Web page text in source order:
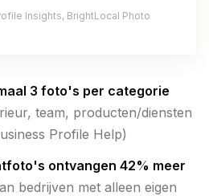
Insights, BrightLocal Photo
3 foto's per categorie
team, producten/diensten
Profile Help)
ontvangen 42% meer
bedrijven met alleen eigen